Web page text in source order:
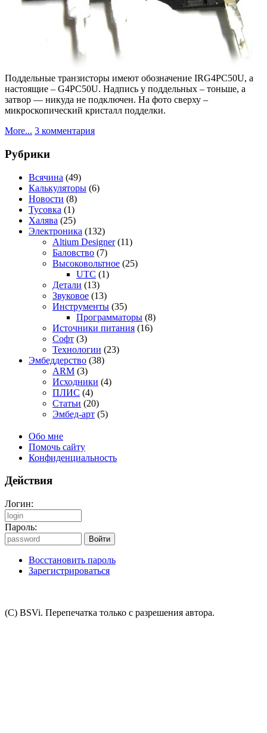
Поддельные транзисторы имеют обозначение IRG4PC50U, а
настоящие – G4PC50U. Надпись у поддельных – тоньше, а
затвор — никуда не подключен. На фото сверху –
микроскопический кристалл подделки.
More... 3 комментарияк
Рубрики
Всячина (49)
Калькуляторы (6)
Новости (8)
Тусовка (1)
Халява (25)
Электроника (132)
Altium Designer(11)
Баловство (7)
Высоковольтное (25)
UTC (1)
Детали (13)
Звуковое (13)
Инструменты (35)
Программаторы (8)
Источники питания (16)
Софт (3)
Технологии (23)
Эмбеддерство (38)
ARM (3)
Исходники (4)
ПЛИС (4)
Статьи (20)
Эмбед-арт (5)
Обо мне
Помочь сайту
Конфиденциальность
Действия
Логин:
Пароль:
Восстановить пароль
Зарегистрироваться
(C) BSVi. Перепечатка только с разрешения автора.